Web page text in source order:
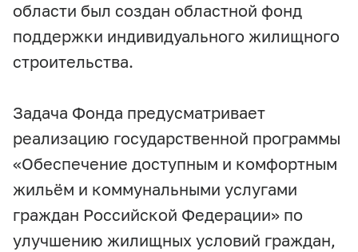
области был создан областной фонд
поддержки индивидуального жилищного
строительства.
Задача Фонда предусматривает
реализацию государственной программы
«Обеспечение доступным и комфортным
жильём и коммунальными услугами
граждан Российской Федерации» по
улучшению жилищных условий граждан,